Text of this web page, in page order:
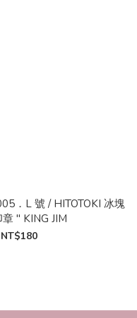
．L 號 / HITOTOKI 冰塊
" KING JIM
NT$180